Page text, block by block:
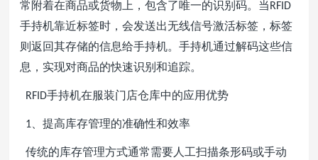
常附着在商品或货物上，包含了唯一的识别码。当 RFID
手持机靠近标签时，会发送出无线信号激活标签，标签
则返回其存储的信息给手持机。手持机通过解码这些信
息，实现对商品的快速识别和追踪。
RFID手持机在服装门店仓库中的应用优势
1 、提高库存管理的准确性和效率
传统的库存管理方式通常需要人工扫描条形码或手动